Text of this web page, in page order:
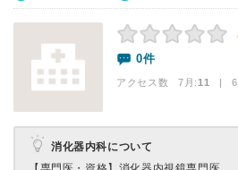
0件
アクセス数 7月:11 | 6
消化器内科について